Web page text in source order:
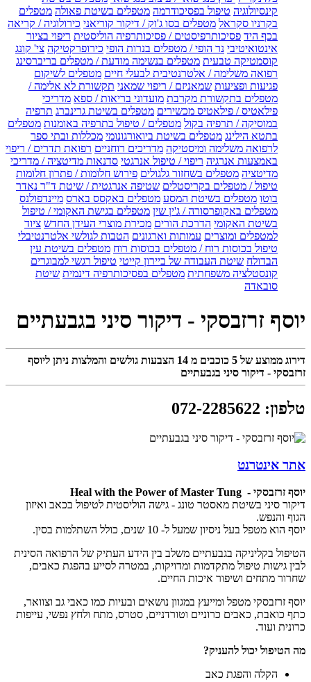
קינסיולוגיה טיפול בפסיכודרמה מטפלים בשיטת פאולה מטפלים
בקרניו סקראל מטפלים בסו ג'וק / דיקור קוריאני כירולוגיה / קריאה
בכף היד פסיכותרפיסטים / פסיכותרפיה הוליסטית ריפוי בציור
אינטואיטיבי נר הופי / מטפלים בנרות הופי כירופרקטיקה צי' קונג
קוסמטיקה טבעית מטפלים בנשימה מודעת / מטפלים בריברסינג
רפואה משלימה / אלטרנטיבית לבעלי חיים מטפלים לשיקום
פגיעות ופציעות שמאניזם / ריפוי שמאני תקשורת לא אלימה /
מטפלים בתקשורת מקרבת מועדוני בריאות / ספא מדריכי
פילאטיס / פילאטיס מכשירים מטפלים בשיטת גרינברג תרפיה
במוסיקה / תרפיה בקול מטפלים / טיפול בתרפיה באומנות מטפלים
בתטא הילינג מטפלים בשיטת ביואורגונומי מכללות ובתי ספר
לרפואה משלימה ומיסטיקה מדריכים רוחניים רפואת תדרים / ריפוי
באמצעות אנרגיה ריפוי / טיפול אנרגטי סדנאות מדיטציה / מדריכי
מדיטציה מטפלים בשחזור גלגולים פירוש חלומות / פתרון חלומות
טיפול / מטפלים בקריסטלים שטיפה אנרגטית / שיטת ד"ר נאדר
בוטו מטפלים בשיטת המסע מטפלים באקסס בארס מיינדפולנס
מטפלים באקופרסורה / ג'ין שין מטפלים בגישת האקומי / טיפול
בשיטת האקומי הדרכת הורים מכירת מוצרי העידן החדש ציוד
למטפלים ומוצרים עמותות וארגונים הטבות לגולשי אלטרנטיבלי
טיפול בכוסות רוח / מטפלים בכוסות רוח מטפלים בשיטת עין
הבדולח שיטת העבודה של ביירון קייטי טיפול רגשי למבוגרים
קונסטלציה משפחתית מטפלים בפסיכותרפיה דינמית שיטת
סובאדה
יוסף זרזבסקי - דיקור סיני בגבעתיים
דירוג ממוצע של 5 כוכבים מ 14 הצבעות גולשים והמלצות ניתן ליוסף
זרזבסקי - דיקור סיני בגבעתיים
טלפון:
072-2285622
אתר אינטרנט
יוסף זרזבסקי - Heal with the Power of Master Tung
דיקור סיני בשיטת מאסטר טונג - גישה הוליסטית לטיפול בכאב ואיזון
הגוף והנפש.
יוסף הוא מטפל בעל ניסיון שמעל ל- 10 שנים, כולל השתלמות בסין.
הטיפול בקליניקה בגבעתיים משלב בין הידע העתיק של הרפואה הסינית
לבין גישות טיפול מתקדמות ומדויקות, במטרה לסייע בהפגת כאבים,
שחרור מתחים ושיפור איכות החיים.
יוסף זרזבסקי מטפל ומייעץ במגוון נושאים ובעיות כמו כאבי גב וצוואר,
כתף כואבת, כאבים כרוניים וטורדניים, סטרס, מתח ולחץ נפשי, עייפות
כרונית ועוד.
מה הטיפול יכול להעניק?
הקלה והפגת כאב